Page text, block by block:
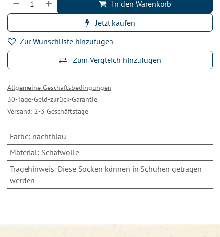
In den Warenkorb
Jetzt kaufen
Zum Vergleich hinzufügen
Zur Wunschliste hinzufügen
Allgemeine Geschäftsbedingungen
30-Tage-Geld-zurück-Garantie
Versand: 2-3 Geschäftstage
Farbe: nachtblau
Material: Schafwolle
Tragehinweis: Diese Socken können in Schuhen getragen
werden